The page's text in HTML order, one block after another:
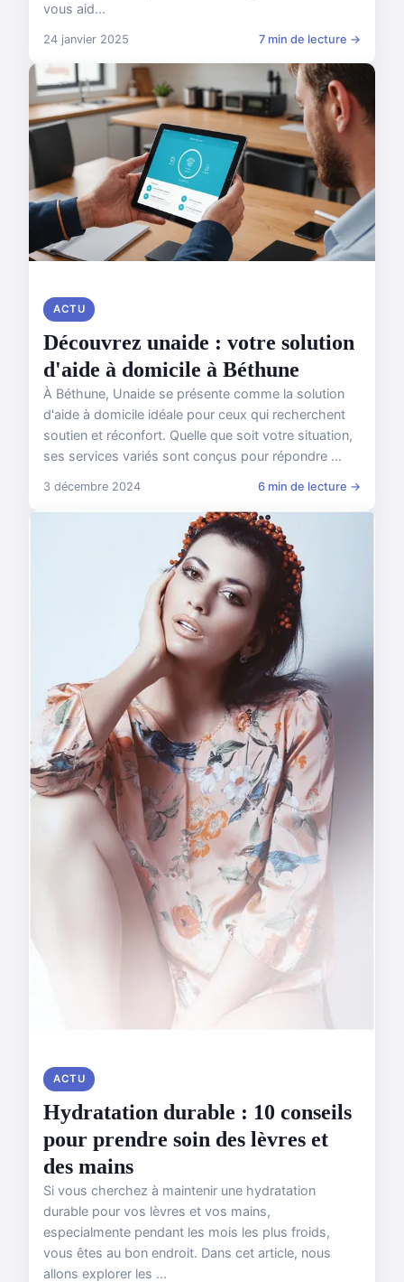
vous aid...
24 janvier 2025 7 min de lecture →
ACTU
Découvrez unaide : votre solution
d'aide à domicile à Béthune
À Béthune, Unaide se présente comme la solution
d'aide à domicile idéale pour ceux qui recherchent
soutien et réconfort. Quelle que soit votre situation,
ses services variés sont conçus pour répondre ...
3 décembre 2024 6 min de lecture →
ACTU
Hydratation durable : 10 conseils
pour prendre soin des lèvres et
des mains
Si vous cherchez à maintenir une hydratation
durable pour vos lèvres et vos mains,
especialmente pendant les mois les plus froids,
vous êtes au bon endroit. Dans cet article, nous
allons explorer les ...